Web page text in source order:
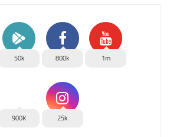
1m
800k
50k
25k
900K